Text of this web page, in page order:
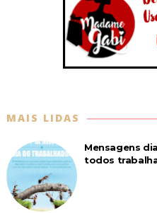
MAIS LIDAS
Mensagens
todos